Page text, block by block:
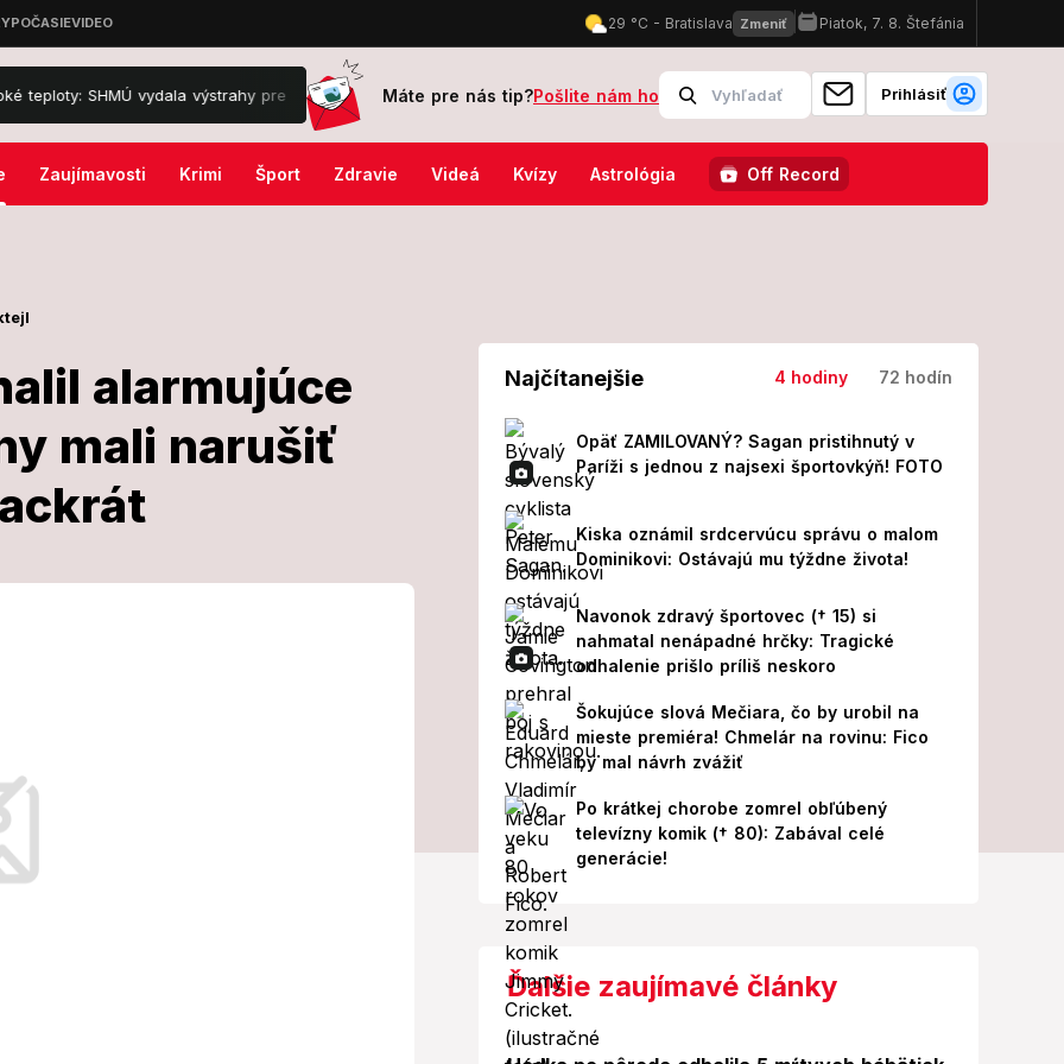
SHMÚ vydala výstrahy pre viacero okresov Obrovský požiar lesa pri Trstíne: Situáciu komplikuje vietor! Na miesto smeruje aj vrtuľník
Máte pre nás tip?Pošlite nám ho Prihlásiť
Zaujímavosti Krimi Šport Zdravie Videá Kvízy Astrológia Off Record
alarmujúce
mali narušiť
odhalil
Ruské
incidentov.
Najčítanejšie 4 hodiny 72 hodín
Opäť ZAMILOVANÝ? Sagan pristihnutý v
Paríži s jednou z najsexi športovkýň! FOTO
Kiska oznámil srdcervúcu správu o malom
Dominikovi: Ostávajú mu týždne života!
Navonok zdravý športovec († 15) si
nahmatal nenápadné hrčky: Tragické
odhalenie prišlo príliš neskoro
Šokujúce slová Mečiara, čo by urobil na
mieste premiéra! Chmelár na rovinu: Fico
by mal návrh zvážiť
Po krátkej chorobe zomrel obľúbený
televízny komik († 80): Zabával celé
generácie!
Ďalšie zaujímavé články